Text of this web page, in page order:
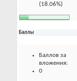
(18.06%)
Баллы
Баллов за
вложения:
0